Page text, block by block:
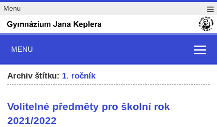
Menu
MENU
Archiv štítku: 1. ročník
Volitelné předměty pro školní rok
2021/2022